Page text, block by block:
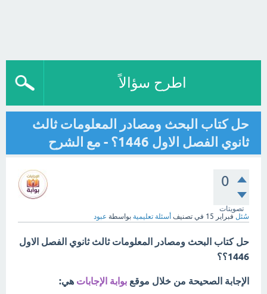
اطرح سؤالاً
حل كتاب البحث ومصادر المعلومات ثالث
ثانوي الفصل الاول 1446؟ - مع الشرح
0
تصويتات
سُئل فبراير 15 في تصنيف أسئلة تعليمية بواسطة عبود
حل كتاب البحث ومصادر المعلومات ثالث ثانوي الفصل الاول
1446؟؟
الإجابة الصحيحة من خلال موقع بوابة الإجابات هي: